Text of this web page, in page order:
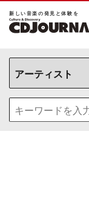
新しい⾳楽の発⾒と体験を